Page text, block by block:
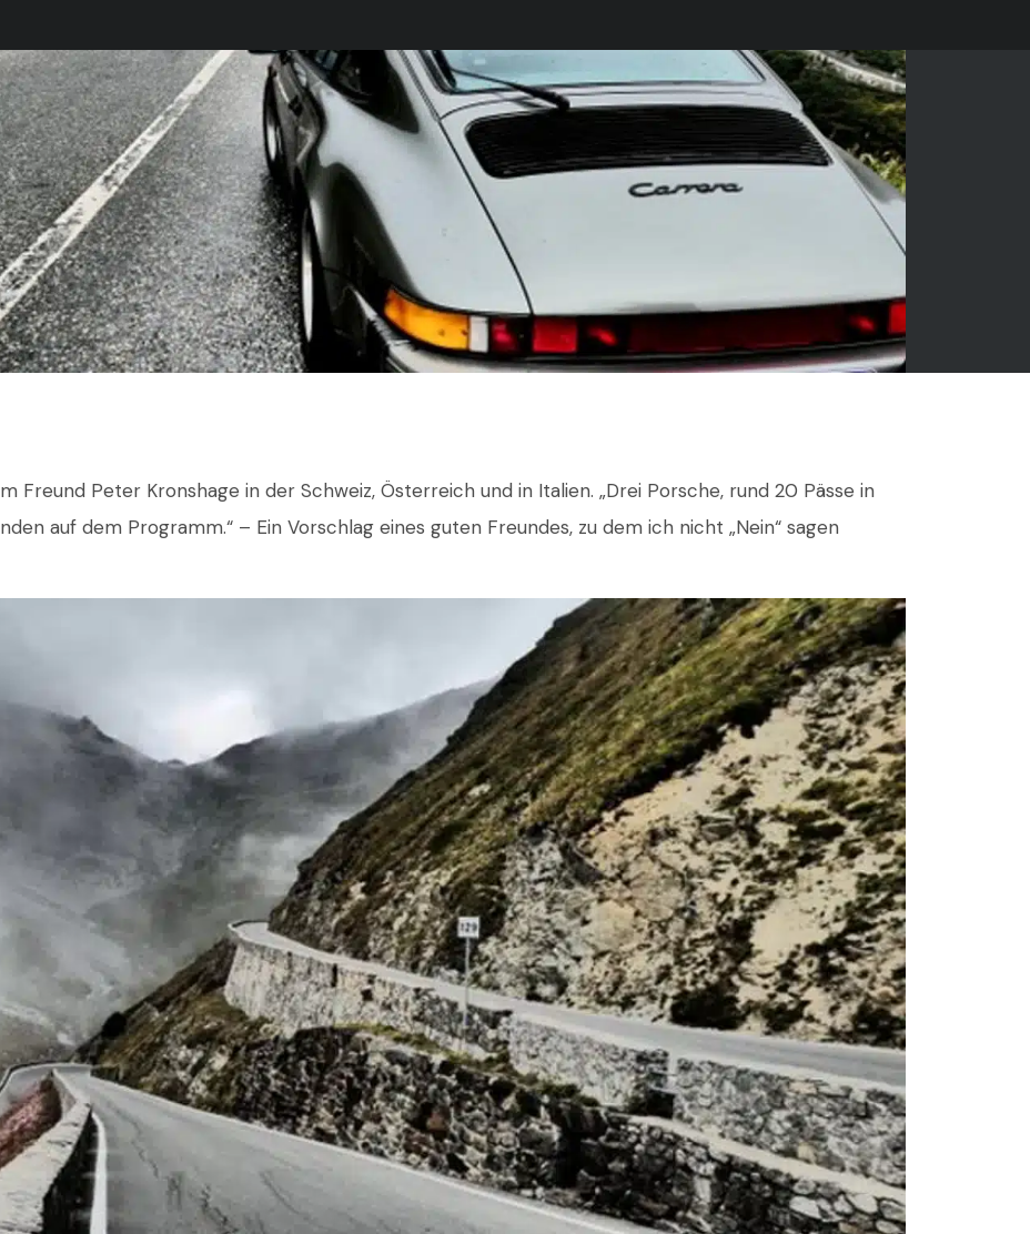
Freund Peter Kronshage in der Schweiz, Österreich und in Italien. „Drei Porsche, rund 20 Pässe in
auf dem Programm.“ – Ein Vorschlag eines guten Freundes, zu dem ich nicht „Nein“ sagen